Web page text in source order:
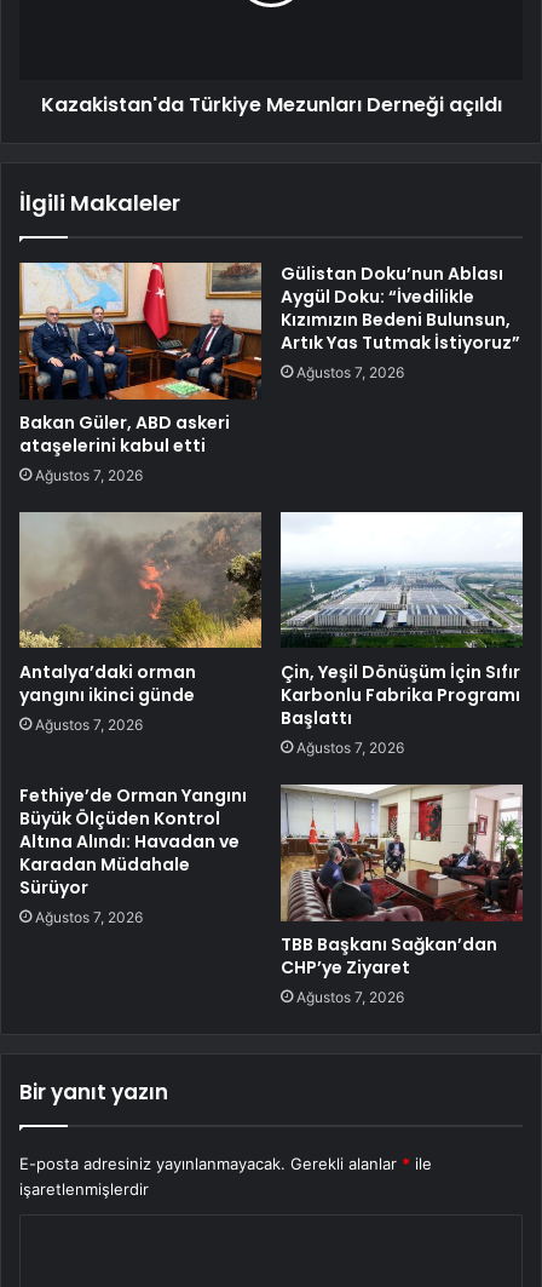
Kazakistan'da Türkiye Mezunları Derneği açıldı
İlgili Makaleler
Bakan Güler, ABD askeri
ataşelerini kabul etti
Ağustos 7, 2026
Gülistan Doku’nun Ablası
Aygül Doku: “İvedilikle
Kızımızın Bedeni Bulunsun,
Artık Yas Tutmak İstiyoruz”
Ağustos 7, 2026
Antalya’daki orman
yangını ikinci günde
Ağustos 7, 2026
Çin, Yeşil Dönüşüm İçin Sıfır
Karbonlu Fabrika Programı
Başlattı
Ağustos 7, 2026
Fethiye’de Orman Yangını
Büyük Ölçüden Kontrol
Altına Alındı: Havadan ve
Karadan Müdahale
Sürüyor
Ağustos 7, 2026
TBB Başkanı Sağkan’dan
CHP’ye Ziyaret
Ağustos 7, 2026
Bir yanıt yazın
E-posta adresiniz yayınlanmayacak. Gerekli alanlar * ile
işaretlenmişlerdir